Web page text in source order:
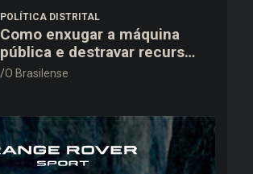
POLÍTICA DISTRITAL
Como enxugar a máquina
pública e destravar recursos
para a saúde e educação no
O Brasilense